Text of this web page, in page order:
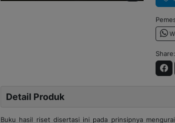
Share:
Detail Produk
Buku hasil riset disertasi ini pada prinsipnya